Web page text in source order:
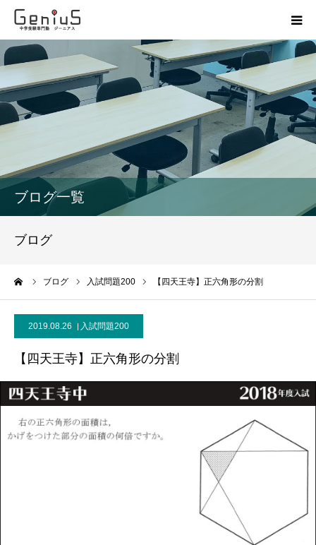
ブログ一覧
ブログ
ブログ 入試問題200 【四天王寺】正六角形の分割
2019.08.26 入試問題200
【四天王寺】正六角形の分割
授業
志望校別特訓
模試
お問い合わせ